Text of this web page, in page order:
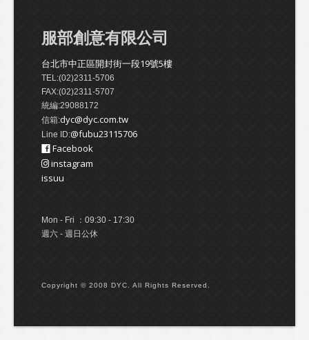
服部創意有限公司
台北市中正區開封街一段19號5樓
TEL:(02)2311-5706
FAX:(02)2311-5707
統編:29088172
信箱:dyc@dyc.com.tw
Line ID:@fubu23115706
Facebook
instagram
issuu
Mon - Fri ：09:30 - 17:30
週六 - 週日公休
Copyright © 2008 DYC. All Rights Reserved.